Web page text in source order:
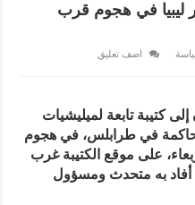
فجر ليبيا في هجوم قرب
اضف تعليق
كتيبة تابعة لميليشيات
في طرابلس، في هجوم
على موقع الكتيبة غرب
به متحدث ومسؤول